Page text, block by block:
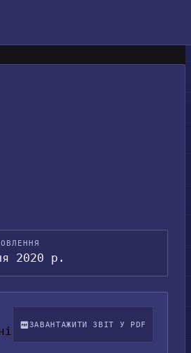
2020 р.
ЗАВАНТАЖИТИ ЗВІТ У PDF